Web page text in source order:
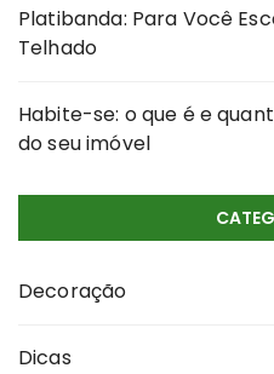
Platibanda: Para Você
Telhado
Habite-se: o que é e
do seu imóvel
Decoração
Dicas